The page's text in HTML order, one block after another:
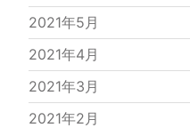
2021年5月
2021年4月
2021年3月
2021年2月